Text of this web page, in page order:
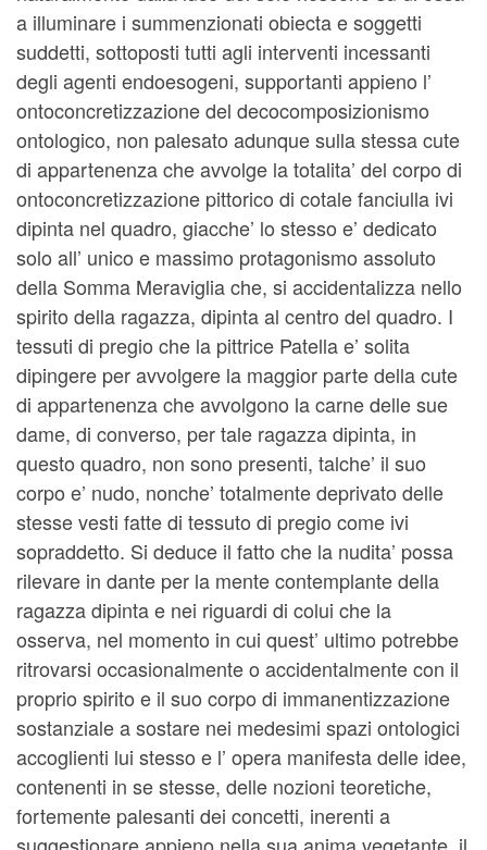
a illuminare i summenzionati obiecta e soggetti
suddetti, sottoposti tutti agli interventi incessanti
degli agenti endoesogeni, supportanti appieno l’
ontoconcretizzazione del decocomposizionismo
ontologico, non palesato adunque sulla stessa cute
di appartenenza che avvolge la totalita’ del corpo di
ontoconcretizzazione pittorico di cotale fanciulla ivi
dipinta nel quadro, giacche’ lo stesso e’ dedicato
solo all’ unico e massimo protagonismo assoluto
della Somma Meraviglia che, si accidentalizza nello
spirito della ragazza, dipinta al centro del quadro. I
tessuti di pregio che la pittrice Patella e’ solita
dipingere per avvolgere la maggior parte della cute
di appartenenza che avvolgono la carne delle sue
dame, di converso, per tale ragazza dipinta, in
questo quadro, non sono presenti, talche’ il suo
corpo e’ nudo, nonche’ totalmente deprivato delle
stesse vesti fatte di tessuto di pregio come ivi
sopraddetto. Si deduce il fatto che la nudita’ possa
rilevare in dante per la mente contemplante della
ragazza dipinta e nei riguardi di colui che la
osserva, nel momento in cui quest’ ultimo potrebbe
ritrovarsi occasionalmente o accidentalmente con il
proprio spirito e il suo corpo di immanentizzazione
sostanziale a sostare nei medesimi spazi ontologici
accoglienti lui stesso e l’ opera manifesta delle idee,
contenenti in se stesse, delle nozioni teoretiche,
fortemente palesanti dei concetti, inerenti a
suggestionare appieno nella sua anima vegetante, il